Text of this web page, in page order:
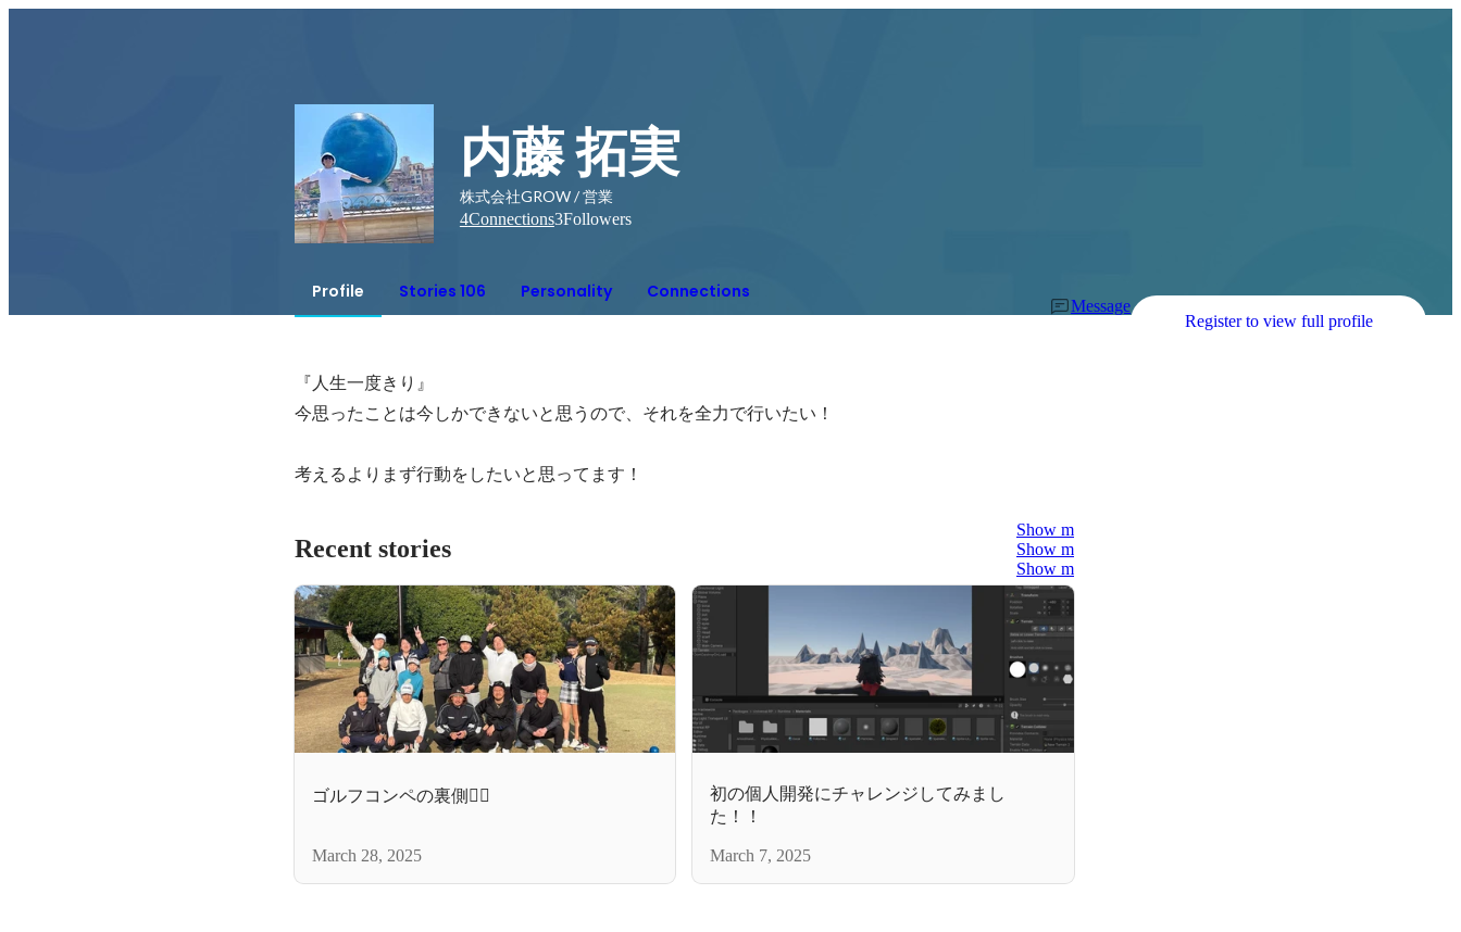
内藤 拓実
株式会社GROW / 営業
4Connections3Followers
Profile Stories 106 Personality Connections
Message
Register to view full profile
『人生一度きり』
今思ったことは今しかできないと思うので、それを全力で行いたい！
考えるよりまず行動をしたいと思ってます！
Recent stories
Show more
Show more
Show more
ゴルフコンペの裏側🏌️‍♀️
March 28, 2025
初の個人開発にチャレンジしてみまし
た！！
March 7, 2025